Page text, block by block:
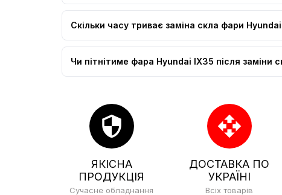
Скільки часу триває заміна скла фари
Чи пітнітиме фара Hyundai IX35 після заміни
security
ЯКІСНА
ПРОДУКЦІЯ
Сучасне обладнання
open_with
ДОСТАВКА ПО
УКРАЇНІ
Всіх товарів